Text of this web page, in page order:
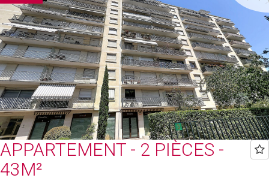
APPARTEMENT - 2 PIÈCES -
43M²